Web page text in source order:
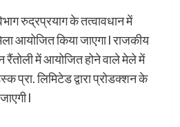
रुद्रप्रयाग के तत्वावधान में
आयोजित किया जाएगा l राजकीय
रैंतोली में आयोजित होने वाले मेले में
प्रा. लिमिटेड द्वारा प्रोडक्शन के
l